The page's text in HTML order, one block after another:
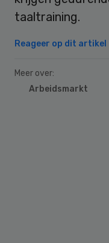
taaltraining.
Reageer op dit artikel
Meer over:
Arbeidsmarkt